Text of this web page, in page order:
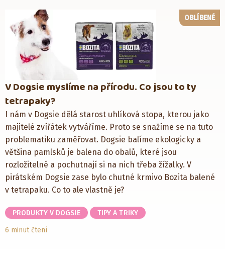
OBLÍBENÉ
V Dogsie myslíme na přírodu. Co jsou to ty
tetrapaky?
I nám v Dogsie dělá starost uhlíková stopa, kterou jako
majitelé zvířátek vytváříme. Proto se snažíme se na tuto
problematiku zaměřovat. Dogsie balíme ekologicky a
většina pamlsků je balena do obalů, které jsou
rozložitelné a pochutnají si na nich třeba žížalky. V
pirátském Dogsie zase bylo chutné krmivo Bozita balené
v tetrapaku. Co to ale vlastně je?
PRODUKTY V DOGSIE
TIPY A TRIKY
6 minut čtení